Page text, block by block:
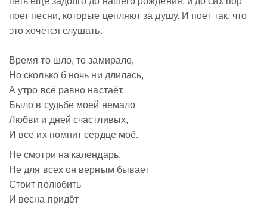
поет песни, которые цепляют за душу. И поет так, что
это хочется слушать.
Время то шло, то замирало,
Но сколько б ночь ни длилась,
А утро всё равно настаёт.
Было в судьбе моей немало
Любви и дней счастливых,
И все их помнит сердце моё.
Не смотри на календарь,
Не для всех он верным бывает
Стоит полюбить
И весна придёт